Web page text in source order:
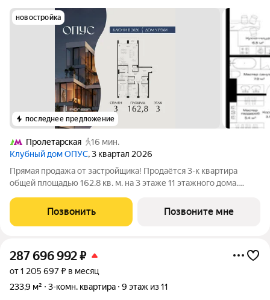
новостройка
последнее предложение
Пролетарская
16 мин.
Клубный дом ОПУС, 3 квартал 2026
Прямая продажа от застройщика! Продаётся 3-к квартира
общей площадью 162.8 кв. м. на 3 этаже 11 этажного дома.
Кремля, проект премиум-класса от девелопера PIONEER с
архитектурной концепцией от
Позвонить Позвоните мне
287 696 992₽
от 1 205 697 ₽ в месяц
233,9 м²
3-комн. квартира 9 этаж из 11